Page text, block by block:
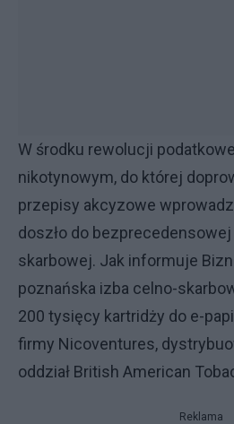
W środku rewolucji
nikotynowym, do której
przepisy akcyzowe
doszło do
skarbowej. Jak informuje
poznańska izba celno-
200 tysięcy kartridży do e-
firmy Nicoventures,
oddział British American
Reklama